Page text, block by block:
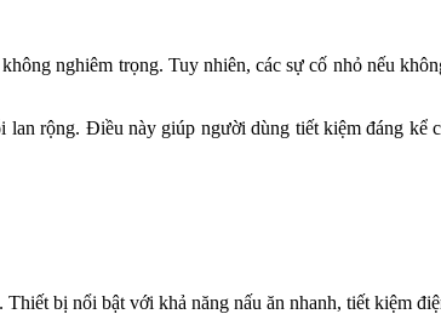
nghiêm trọng. Tuy nhiên, các sự cố nhỏ nếu
rộng. Điều này giúp người dùng tiết kiệm đáng kể
bị nổi bật với khả năng nấu ăn nhanh, tiết kiệm